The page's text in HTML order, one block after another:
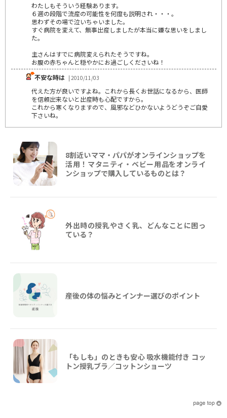
わたしもそういう経験あります。
６週の段階で流産の可能性を何度も説明され・・・。
思わずその場で泣いちゃいました。
すぐ病院を変えて、無事出産しましたが本当に嫌な思いをしまし
た。
主さんはすでに病院変えられたそうですね。
お腹の赤ちゃんと穏やかにお過ごしくださいね！
不安な時は | 2010/11/03
代えた方が良いですよね。これから長くお世話になるから、医師
を信頼出来ないと出産時も心配ですから。
これから寒くなりますので、風邪などひかないようどうぞご自愛
下さいね。
8割近いママ・パパがオンラインショップを
活用！マタニティ・ベビー用品をオンライ
ンショップで購入しているものとは？
外出時の授乳やさく乳、どんなことに困っ
ている？
産後の体の悩みとインナー選びのポイント
「もしも」のときも安心 吸水機能付き コッ
トン授乳ブラ／コットンショーツ